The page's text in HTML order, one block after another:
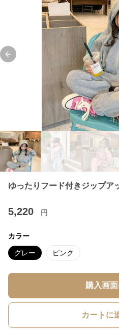
Previous slide
ゆったりフード付きジップア
5,220 円
カラー
グレー ピンク
購入画
カートに